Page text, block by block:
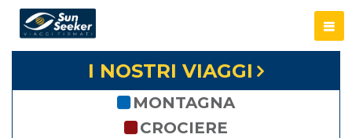
I NOSTRI VIAGGI
MONTAGNA
CROCIERE